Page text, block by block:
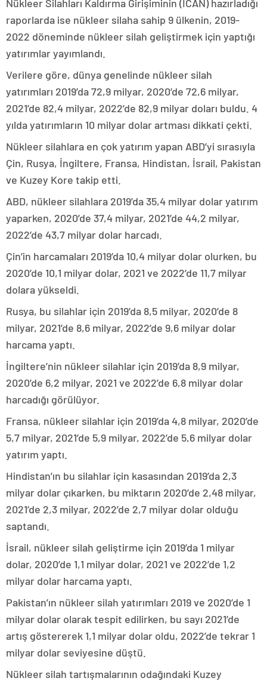
Nükleer Silahları Kaldırma Girişiminin (ICAN) hazırladığı
raporlarda ise nükleer silaha sahip 9 ülkenin, 2019-
2022 döneminde nükleer silah geliştirmek için yaptığı
yatırımlar yayımlandı.
Verilere göre, dünya genelinde nükleer silah
yatırımları 2019’da 72,9 milyar, 2020’de 72,6 milyar,
2021’de 82,4 milyar, 2022’de 82,9 milyar doları buldu. 4
yılda yatırımların 10 milyar dolar artması dikkati çekti.
Nükleer silahlara en çok yatırım yapan ABD’yi sırasıyla
Çin, Rusya, İngiltere, Fransa, Hindistan, İsrail, Pakistan
ve Kuzey Kore takip etti.
ABD, nükleer silahlara 2019’da 35,4 milyar dolar yatırım
yaparken, 2020’de 37,4 milyar, 2021’de 44,2 milyar,
2022’de 43,7 milyar dolar harcadı.
Çin’in harcamaları 2019’da 10,4 milyar dolar olurken, bu
2020’de 10,1 milyar dolar, 2021 ve 2022’de 11,7 milyar
dolara yükseldi.
Rusya, bu silahlar için 2019’da 8,5 milyar, 2020’de 8
milyar, 2021’de 8,6 milyar, 2022’de 9,6 milyar dolar
harcama yaptı.
İngiltere’nin nükleer silahlar için 2019’da 8,9 milyar,
2020’de 6,2 milyar, 2021 ve 2022’de 6,8 milyar dolar
harcadığı görülüyor.
Fransa, nükleer silahlar için 2019’da 4,8 milyar, 2020’de
5,7 milyar, 2021’de 5,9 milyar, 2022’de 5,6 milyar dolar
yatırım yaptı.
Hindistan’ın bu silahlar için kasasından 2019’da 2,3
milyar dolar çıkarken, bu miktarın 2020’de 2,48 milyar,
2021’de 2,3 milyar, 2022’de 2,7 milyar dolar olduğu
saptandı.
İsrail, nükleer silah geliştirme için 2019’da 1 milyar
dolar, 2020’de 1,1 milyar dolar, 2021 ve 2022’de 1,2
milyar dolar harcama yaptı.
Pakistan’ın nükleer silah yatırımları 2019 ve 2020’de 1
milyar dolar olarak tespit edilirken, bu sayı 2021’de
artış göstererek 1,1 milyar dolar oldu, 2022’de tekrar 1
milyar dolar seviyesine düştü.
Nükleer silah tartışmalarının odağındaki Kuzey